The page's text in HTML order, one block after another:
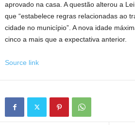
aprovado na casa. A questão alterou a
que “estabelece regras relacionadas ao
cidade no município”. A nova idade
cinco a mais que a expectativa anterior.
Source link